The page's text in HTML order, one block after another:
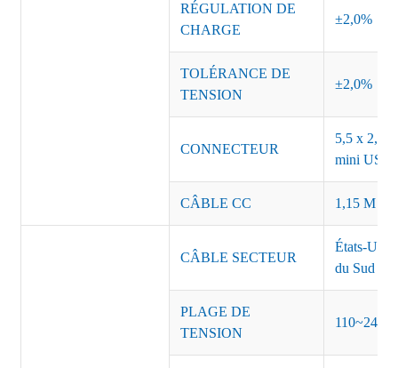
RÉGULATION DE
CHARGE
±2,0%
TOLÉRANCE DE
TENSION
±2,0%
CONNECTEUR
5,5 x 2,5,
mini USB
CÂBLE CC 1,15 M ou
CÂBLE SECTEUR
États-Unis
du Sud
PLAGE DE
TENSION
110~240